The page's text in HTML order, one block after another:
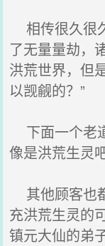
相传很久很
了无量量劫，
洪荒世界，但
以觊觎的？”
下面一个老
像是洪荒生灵
其他顾客也
充洪荒生灵的
镇元大仙的弟